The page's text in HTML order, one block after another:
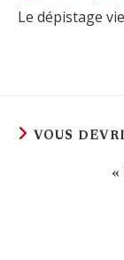
articles
Le dépistage
VOUS
«